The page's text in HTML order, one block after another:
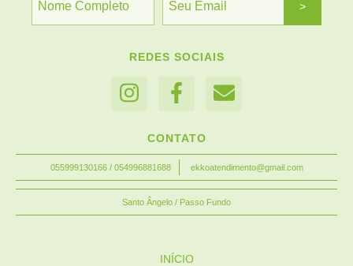
REDES SOCIAIS
CONTATO
055999130166 / 054996881688 ekkoatendimento@gmail.com
Santo Ângelo / Passo Fundo
INÍCIO